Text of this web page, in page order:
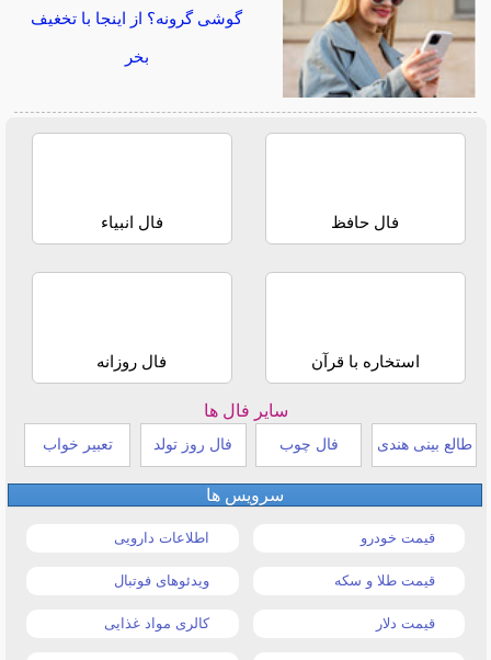
گوشی گرونه؟ از اینجا با تخغیف
بخر
فال حافظ فال انبیاء
استخاره با قرآن فال روزانه
سایر فال ها
طالع بینی هندی فال چوب فال روز تولد تعبیر خواب
سرویس ها
قیمت خودرو اطلاعات دارویی
قیمت طلا و سکه ویدئوهای فوتبال
قیمت دلار کالری مواد غذایی